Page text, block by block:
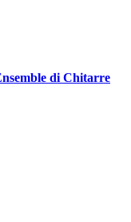
di Chitarre